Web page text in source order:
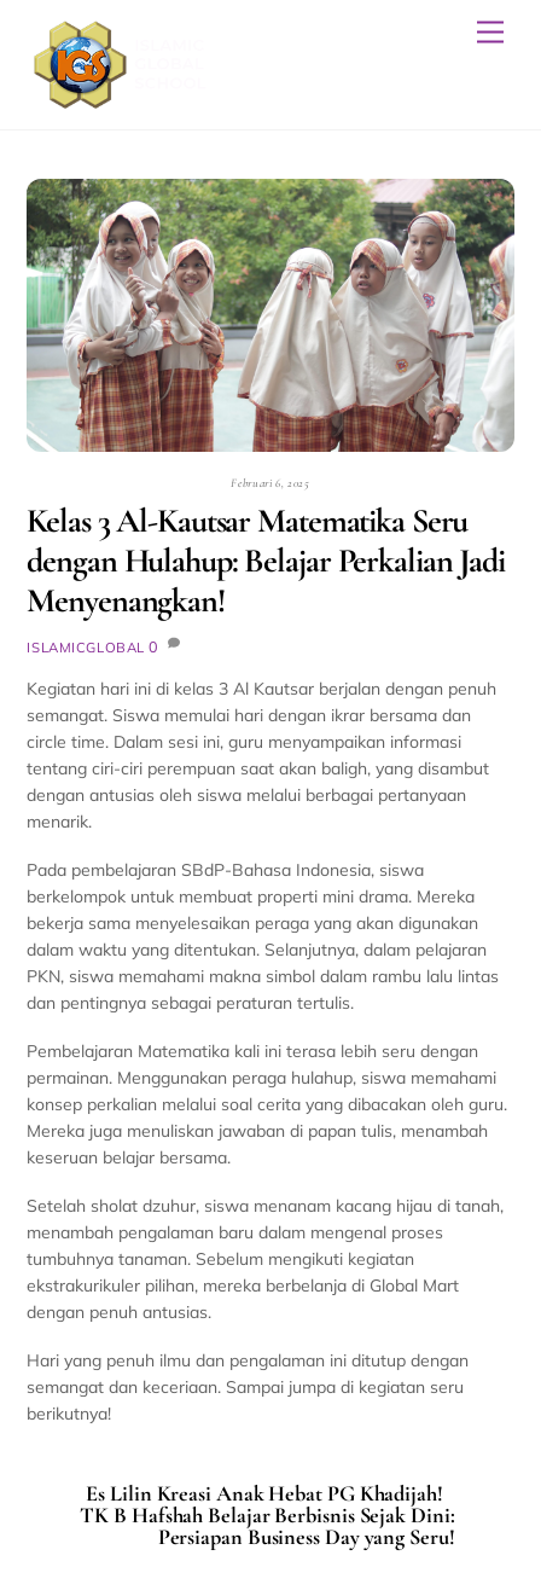
content
Februari 6, 2025
Kelas 3 Al-Kautsar Matematika Seru
dengan Hulahup: Belajar Perkalian Jadi
Menyenangkan!
ISLAMICGLOBAL 0
Kegiatan hari ini di kelas 3 Al Kautsar berjalan dengan penuh
semangat. Siswa memulai hari dengan ikrar bersama dan
circle time. Dalam sesi ini, guru menyampaikan informasi
tentang ciri-ciri perempuan saat akan baligh, yang disambut
dengan antusias oleh siswa melalui berbagai pertanyaan
menarik.
Pada pembelajaran SBdP-Bahasa Indonesia, siswa
berkelompok untuk membuat properti mini drama. Mereka
bekerja sama menyelesaikan peraga yang akan digunakan
dalam waktu yang ditentukan. Selanjutnya, dalam pelajaran
PKN, siswa memahami makna simbol dalam rambu lalu lintas
dan pentingnya sebagai peraturan tertulis.
Pembelajaran Matematika kali ini terasa lebih seru dengan
permainan. Menggunakan peraga hulahup, siswa memahami
konsep perkalian melalui soal cerita yang dibacakan oleh guru.
Mereka juga menuliskan jawaban di papan tulis, menambah
keseruan belajar bersama.
Setelah sholat dzuhur, siswa menanam kacang hijau di tanah,
menambah pengalaman baru dalam mengenal proses
tumbuhnya tanaman. Sebelum mengikuti kegiatan
ekstrakurikuler pilihan, mereka berbelanja di Global Mart
dengan penuh antusias.
Hari yang penuh ilmu dan pengalaman ini ditutup dengan
semangat dan keceriaan. Sampai jumpa di kegiatan seru
berikutnya!
Es Lilin Kreasi Anak Hebat PG Khadijah!
TK B Hafshah Belajar Berbisnis Sejak Dini:
Persiapan Business Day yang Seru!